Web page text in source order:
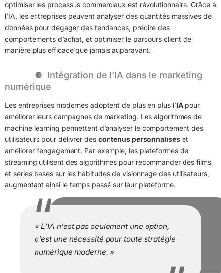
optimiser les processus commerciaux est révolutionnaire. Grâce à
l’IA, les entreprises peuvent analyser des quantités massives de
données pour dégager des tendances, prédire des
comportements d’achat, et optimiser le parcours client de
manière plus efficace que jamais auparavant.
Intégration de l’IA dans le marketing
numérique
Les entreprises modernes adoptent de plus en plus l’IA pour
améliorer leurs campagnes de marketing. Les algorithmes de
machine learning permettent d’analyser le comportement des
utilisateurs pour délivrer des contenus personnalisés et
améliorer l’engagement. Par exemple, les plateformes de
streaming utilisent des algorithmes pour recommander des films
et séries basés sur les habitudes de visionnage des utilisateurs,
augmentant ainsi le temps passé sur leur plateforme.
« L’IA n’est pas seulement une option,
c’est une nécessité pour toute stratégie
numérique moderne. »